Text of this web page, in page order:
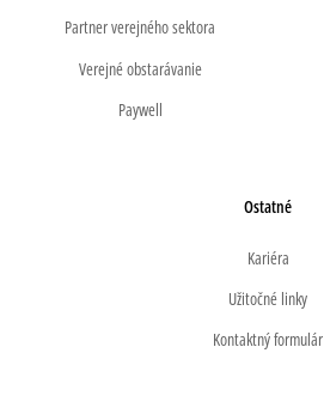
Partner verejného sektora
Verejné obstarávanie
Paywell
Ostatné
Kariéra
Užitočné linky
Kontaktný formulár